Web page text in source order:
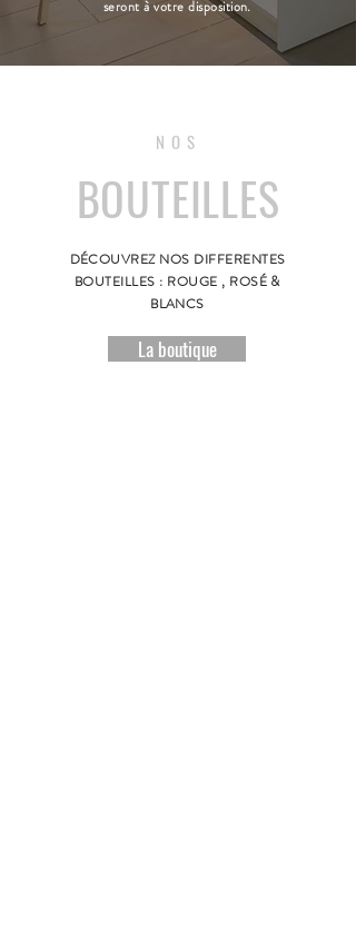
seront à votre disposition.
NOS
BOUTEILLES
DÉCOUVREZ NOS DIFFERENTES
BOUTEILLES : ROUGE , ROSÉ &
BLANCS
La boutique